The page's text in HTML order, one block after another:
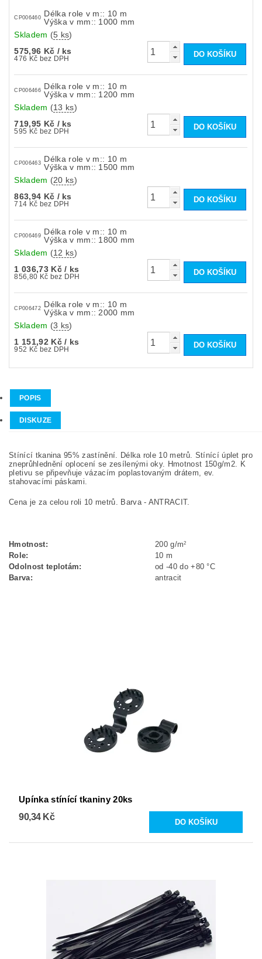
CP006460
Délka role v m:: 10 m
Výška v mm:: 1000 mm
Skladem (5 ks)
575,96 Kč / ks
476 Kč bez DPH
CP006466
Délka role v m:: 10 m
Výška v mm:: 1200 mm
Skladem (13 ks)
719,95 Kč / ks
595 Kč bez DPH
CP006463
Délka role v m:: 10 m
Výška v mm:: 1500 mm
Skladem (20 ks)
863,94 Kč / ks
714 Kč bez DPH
CP006469
Délka role v m:: 10 m
Výška v mm:: 1800 mm
Skladem (12 ks)
1 036,73 Kč/ ks
856,80 Kč bez DPH
CP006472
Délka role v m:: 10 m
Výška v mm:: 2000 mm
Skladem (3 ks)
1 151,92 Kč/ ks
952 Kč bez DPH
POPIS
DISKUZE
Stínící tkanina 95% zastínění. Délka role 10 metrů. Stínící úplet pro
zneprůhlednění oplocení se zesílenými oky. Hmotnost 150g/m2. K
pletivu se připevňuje vázacím poplastovaným drátem, ev.
stahovacími páskami.
Cena je za celou roli 10 metrů. Barva - ANTRACIT.
Hmotnost: 200 g/m2
Role:
10 m
Odolnost teplotám:
od -40 do +80 °C
Barva:
antracit
Upínka stínící tkaniny 20ks
90,34 Kč